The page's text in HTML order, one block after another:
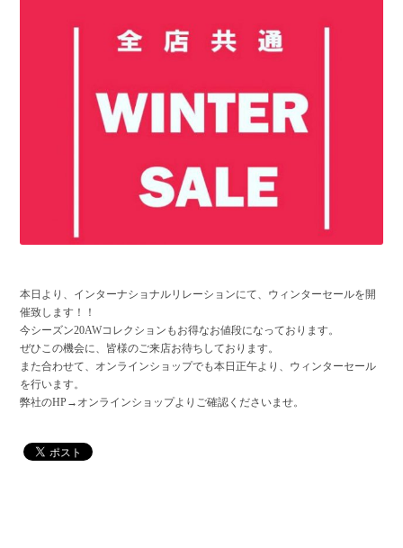
本日より、インターナショナルリレーションにて、ウィンターセールを開
催致します！！
今シーズン20AWコレクションもお得なお値段になっております。
ぜひこの機会に、皆様のご来店お待ちしております。
また合わせて、オンラインショップでも本日正午より、ウィンターセール
を行います。
弊社のHP→オンラインショップよりご確認くださいませ。